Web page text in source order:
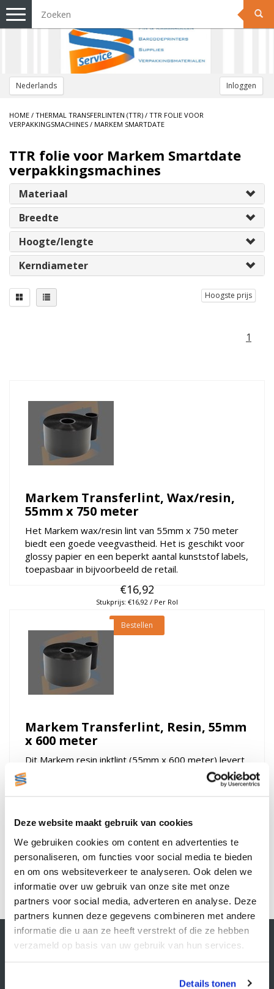
Deze website maakt gebruik van cookies
We gebruiken cookies om content en advertenties te
personaliseren, om functies voor social media te bieden
en om ons websiteverkeer te analyseren. Ook delen we
informatie over uw gebruik van onze site met onze
partners voor social media, adverteren en analyse. Deze
partners kunnen deze gegevens combineren met andere
informatie die u aan ze heeft verstrekt of die ze hebben
verzameld op basis van uw gebruik van hun services.
Details tonen
Nederlands Inloggen
Toggle
navigation
HOME / THERMAL TRANSFERLINTEN (TTR) / TTR FOLIE VOOR
VERPAKKINGSMACHINES / MARKEM SMARTDATE
TTR folie voor Markem Smartdate
verpakkingsmachines
Materiaal
Breedte
Hoogte/lengte
Kerndiameter
Hoogste prijs
1
Markem Transferlint, Wax/resin,
55mm x 750 meter
Het Markem wax/resin lint van 55mm x 750 meter
biedt een goede veegvastheid. Het is geschikt voor
glossy papier en een beperkt aantal kunststof labels,
toepasbaar in bijvoorbeeld de retail.
€16,92
Stukprijs: €16,92 / Per Rol
Bestellen
Markem Transferlint, Resin, 55mm
x 600 meter
Dit Markem resin inktlint (55mm x 600 meter) levert
een kras- en slijtvaste afdruk. Het is speciaal
ontworpen voor kunststof etiketten die worden
Stukprijs: €16,87 / Per Rol
Bestellen
1
Contactgegevens
Supply Service B.V.